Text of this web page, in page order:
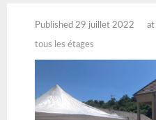
Published 29 juillet 2022 at
tous les étages